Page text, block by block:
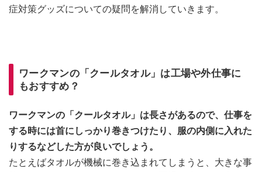
症対策グッズについての疑問を解消していきます。
ワークマンの「クールタオル」は工場や外仕事に
もおすすめ？
ワークマンの「クールタオル」は長さがあるので、仕事を
する時には首にしっかり巻きつけたり、服の内側に入れた
りするなどした方が良いでしょう。
たとえばタオルが機械に巻き込まれてしまうと、大きな事